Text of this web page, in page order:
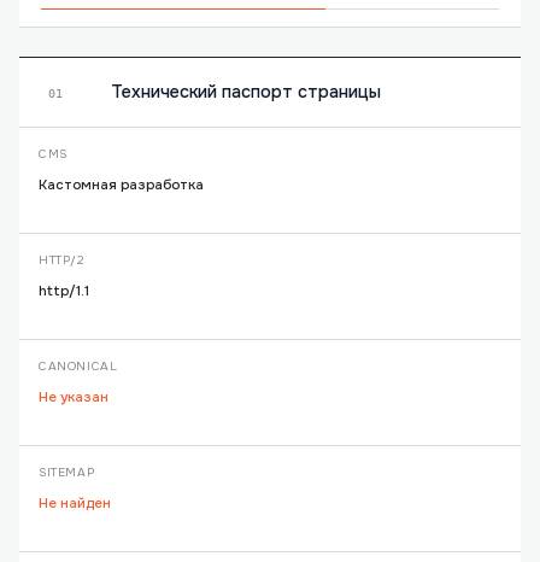
01 Технический паспорт страницы
CMS
Кастомная разработка
HTTP/2
http/1.1
CANONICAL
Не указан
SITEMAP
Не найден